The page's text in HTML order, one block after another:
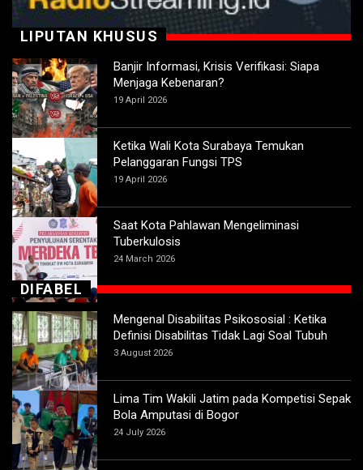
LIPUTAN KHUSUS
Banjir Informasi, Krisis Verifikasi: Siapa
Menjaga Kebenaran?
19 April 2026
Ketika Wali Kota Surabaya Temukan
Pelanggaran Fungsi TPS
19 April 2026
Saat Kota Pahlawan Mengeliminasi
Tuberkulosis
24 March 2026
DIFABEL
Mengenal Disabilitas Psikososial : Ketika
Definisi Disabilitas Tidak Lagi Soal Tubuh
3 August 2026
Lima Tim Wakili Jatim pada Kompetisi Sepak
Bola Amputasi di Bogor
24 July 2026